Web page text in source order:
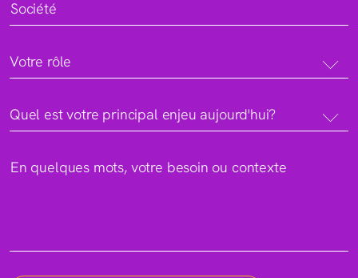
Société
Votre rôle
Quel est votre principal enjeu aujourd'hui?
En quelques mots, votre besoin ou contexte